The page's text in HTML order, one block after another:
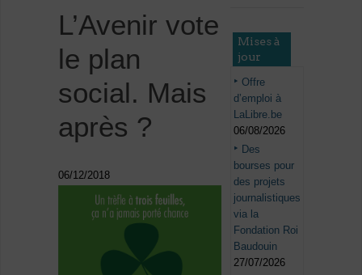
L’Avenir vote
le plan
social. Mais
après ?
06/12/2018
Mises à
jour
Offre
d’emploi à
LaLibre.be
06/08/2026
Des
bourses pour
des projets
journalistiques
via la
Fondation Roi
Baudouin
27/07/2026